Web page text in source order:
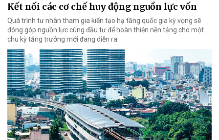
Kết nối các cơ chế huy động nguồn lực vốn
Quá trình tư nhân tham gia kiến tạo hạ tầng quốc gia kỳ vọng sẽ
đóng góp nguồn lực cùng đầu tư để hoàn thiện nền tảng cho một
chu kỳ tăng trưởng mới đang diễn ra.